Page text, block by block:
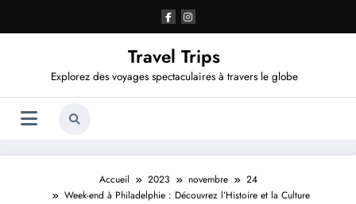
contenu
Travel Trips
Explorez des voyages spectaculaires à travers le globe
Accueil 2023 novembre
24
Week-end à Philadelphie : Découvrez l’Histoire et la Culture